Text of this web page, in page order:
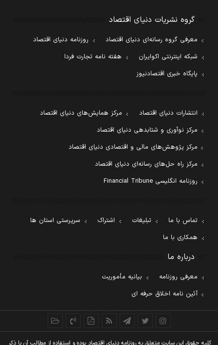
گروه نشریات دنیای اقتصاد
معرفی گروه رسانه‌ای دنیای اقتصاد
روزنامه دنیای اقتصاد
شبکه اینترنتی اکوایران
هفته نامه تجارت فردا
پایگاه خبری اقتصادنیوز
انتشارات دنیای اقتصاد
مرکز همایش‌های دنیای اقتصاد
مرکز نوآوری و شتابدهی دنیای اقتصاد
مرکز پژوهش‌های مالی و اقتصادی دنیای اقتصاد
مرکز راه حل‌های رسانه‌ای دنیای اقتصاد
روزنامه انگلیسی Financial Tribune
تماس با ما تبلیغات اشتراک
سرپرستی استان ها
همکاری با ما
درباره ما
معرفی روزنامه
بیانیه مأموریت
آئین نامه اخلاق حرفه ای
کليه حقوق اين سايت متعلق به روزنامه دنيای اقتصاد بوده و استفاده از مطالب آن با ذکر